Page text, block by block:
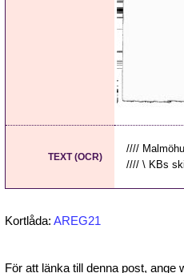
TEXT (OCR)
////
//// \ KBs
Kortlåda: AREG21
För att länka till denna post, ange